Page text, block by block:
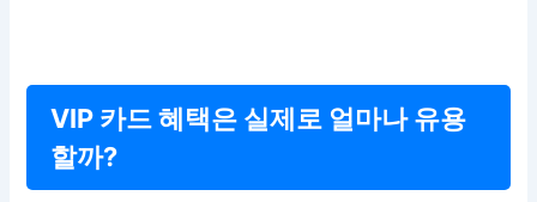
VIP 카드 혜택은 실제로 얼마나 유용
할까?